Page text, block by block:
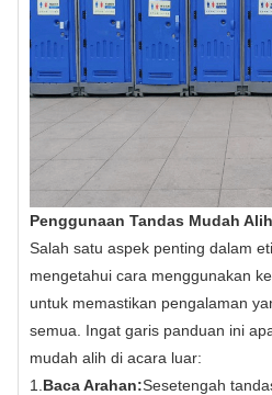
Penggunaan Tandas Mudah
Salah satu aspek penting dalam
mengetahui cara menggunakan
untuk memastikan pengalaman
semua. Ingat garis panduan ini
mudah alih di acara luar:
1.Baca Arahan:Sesetengah